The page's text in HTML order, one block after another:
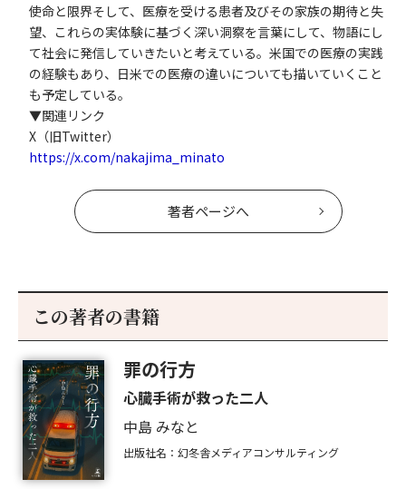
使命と限界そして、医療を受ける患者及びその家族の期待と失
望、これらの実体験に基づく深い洞察を言葉にして、物語にし
て社会に発信していきたいと考えている。米国での医療の実践
の経験もあり、日米での医療の違いについても描いていくこと
も予定している。
▼関連リンク
X（旧Twitter）
https://x.com/nakajima_minato
著者ページへ
この著者の書籍
罪の行方
心臓手術が救った二人
中島 みなと
出版社名：幻冬舎メディアコンサルティング